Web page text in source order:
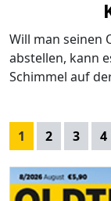
Will man seinen
abstellen, kann
Schimmel auf
1 2 3 4